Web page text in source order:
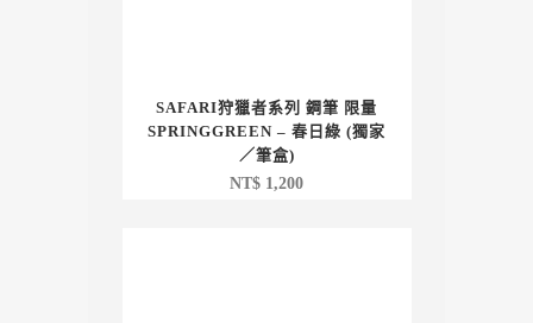
SAFARI狩獵者系列 鋼筆 限量
SPRINGGREEN – 春日綠 (獨家
／筆盒)
NT$ 1,200